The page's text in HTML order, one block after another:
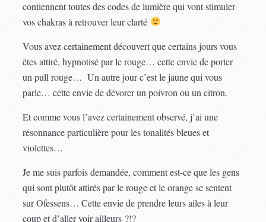
contiennent toutes des codes de lumière qui vont stimuler
vos chakras à retrouver leur clarté
Vous avez certainement découvert que certains jours vous
êtes attiré, hypnotisé par le rouge… cette envie de porter
un pull rouge… Un autre jour c’est le jaune qui vous
parle… cette envie de dévorer un poivron ou un citron.
Et comme vous l’avez certainement observé, j’ai une
résonnance particulière pour les tonalités bleues et
violettes…
Je me suis parfois demandée, comment est-ce que les gens
qui sont plutôt attirés par le rouge et le orange se sentent
sur Ofessens… Cette envie de prendre leurs ailes à leur
coup et d’aller voir ailleurs ?!?